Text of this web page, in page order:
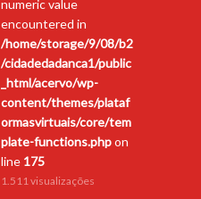
numeric value
encountered in
/home/storage/9/08/b2
/cidadedadanca1/public
_html/acervo/wp-
content/themes/plataf
ormasvirtuais/core/tem
plate-functions.phpon
line 175
1.511 visualizações